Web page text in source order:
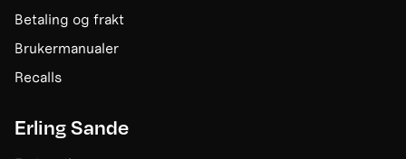
Betaling og frakt
Brukermanualer
Recalls
Erling Sande